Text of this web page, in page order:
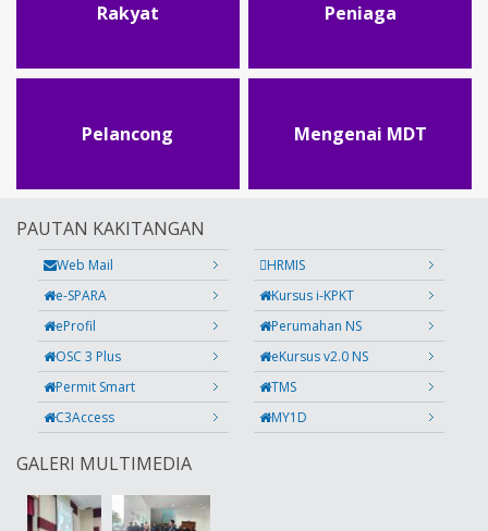
Rakyat Peniaga
Pelancong Mengenai MDT
PAUTAN KAKITANGAN
Web Mail
HRMIS
e-SPARA
Kursus i-KPKT
eProfil
Perumahan NS
OSC 3 Plus
eKursus v2.0 NS
Permit Smart
TMS
C3Access
MY1D
GALERI MULTIMEDIA